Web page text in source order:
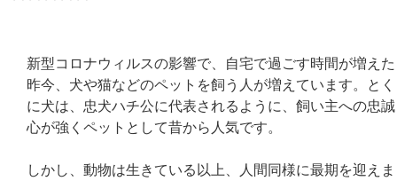
新型コロナウィルスの影響で、自宅で過ごす時間が増えた
昨今、犬や猫などのペットを飼う人が増えています。とく
に犬は、忠犬ハチ公に代表されるように、飼い主への忠誠
心が強くペットとして昔から人気です。
しかし、動物は生きている以上、人間同様に最期を迎えま